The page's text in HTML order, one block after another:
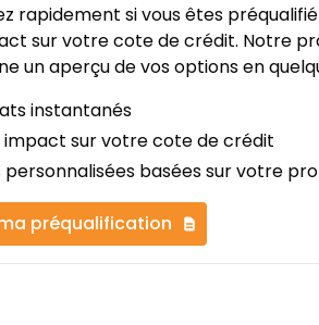
rapidement si vous êtes
sur votre cote de crédit. Notre
un aperçu de vos options en
instantanés
impact sur votre cote de crédit
basées sur votre
préqualification